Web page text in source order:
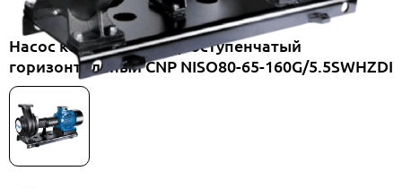
Насос консольный одноступенчатый
горизонтальный CNP NISO80-65-160G/5.5SWHZDI